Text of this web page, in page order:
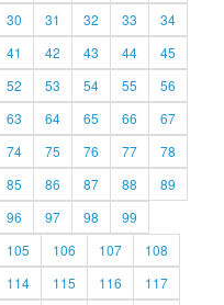
30 31 32 33
34
41 42 43 44
45
52 53 54 55
56
63 64 65 66
67
74 75 76 77
78
85 86 87 88
89
96 97 98
99
105 106 107
108
114 115 116
117